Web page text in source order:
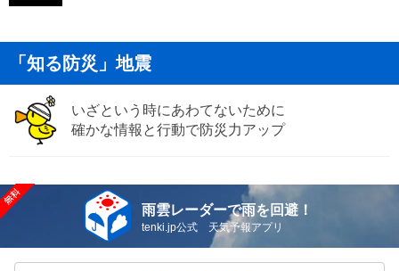
「知る防災」地震
いざという時にあわてないために
確かな情報と行動で防災力アップ
雨雲レーダーで雨を回避！
tenki.jp公式 天気予報アプリ